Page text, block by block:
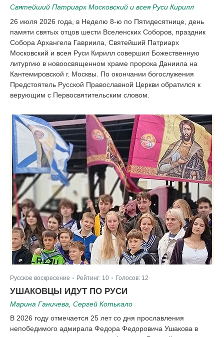
Святейший Патриарх Московский и всея Руси Кирилл
26 июля 2026 года, в Неделю 8-ю по Пятидесятнице, день
памяти святых отцов шести Вселенских Соборов, праздник
Собора Архангела Гавриила, Святейший Патриарх
Московский и всея Руси Кирилл совершил Божественную
литургию в новоосвященном храме пророка Даниила на
Кантемировской г. Москвы. По окончании богослужения
Предстоятель Русской Православной Церкви обратился к
верующим с Первосвятительским словом.
Русское воскресение | Рейтинг: 10 Голосов: 12
УШАКОВЦЫ ИДУТ ПО РУСИ
Марина Ганичева, Сергей Котькало
В 2026 году отмечается 25 лет со дня прославления
непобедимого адмирала Федора Федоровича Ушакова в